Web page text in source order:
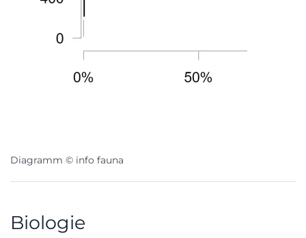
Diagramm © info fauna
Biologie